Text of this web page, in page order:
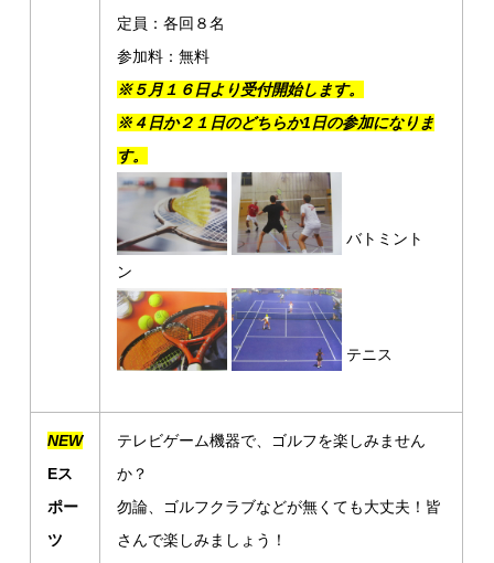
定員：各回８名
参加料：無料
※５月１６日より受付開始します。
※４ 日か２１日のどちらか1日の参加になりま
す。
バトミント
ン
テニス
NEW
Eス
ポー
ツ
テレビゲーム機器で、ゴルフを楽しみません
か？
勿論、ゴルフクラブなどが無くても大丈夫！ 皆
さんで楽しみましょう！